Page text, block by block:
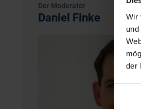
Wir
der
Der Moderator
Daniel Finke